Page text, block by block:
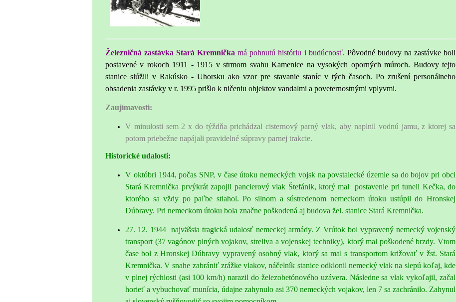
Železničná zastávka Stará Kremnička má pohnutú históriu i budúcnosť. Pôvodné budovy na zastávke boli
postavené v rokoch 1911 - 1915 v strmom svahu Kamenice na vysokých oporných múroch. Budovy tejto
stanice slúžili v Rakúsko - Uhorsku ako vzor pre stavanie staníc v tých časoch. Po zrušení personálneho
obsadenia zastávky v r. 1995 prišlo k ničeniu objektov vandalmi a poveternostnými vplyvmi.
Zaujímavosti:
V minulosti sem 2 x do týždňa prichádzal cisternový parný vlak, aby naplnil vodnú jamu, z ktorej sa
potom priebežne napájali pravidelné súpravy parnej trakcie.
Historické udalosti:
V októbri 1944, počas SNP, v čase útoku nemeckých vojsk na povstalecké územie sa do bojov pri obci
Stará Kremnička prvýkrát zapojil pancierový vlak Štefánik, ktorý mal postavenie pri tuneli Kečka, do
ktorého sa vždy po paľbe stiahol. Po silnom a sústredenom nemeckom útoku ustúpil do Hronskej
Dúbravy. Pri nemeckom útoku bola značne poškodená aj budova žel. stanice Stará Kremnička.
27. 12. 1944 najväšsia tragická udalosť nemeckej armády. Z Vrútok bol vypravený nemecký vojenský
transport (37 vagónov plných vojakov, streliva a vojenskej techniky), ktorý mal poškodené brzdy. Vtom
čase bol z Hronskej Dúbravy vypravený osobný vlak, ktorý sa mal s transportom križovať v žst. Stará
Kremnička. V snahe zabrániť zrážke vlakov, náčelník stanice odklonil nemecký vlak na slepú koľaj, kde
v plnej rýchlosti (asi 100 km/h) narazil do železobetónového uzávera. Následne sa vlak vykoľajil, začal
horieť a vybuchovať munícia, údajne zahynulo asi 370 nemeckých vojakov, len 7 sa zachránilo. Zahynul